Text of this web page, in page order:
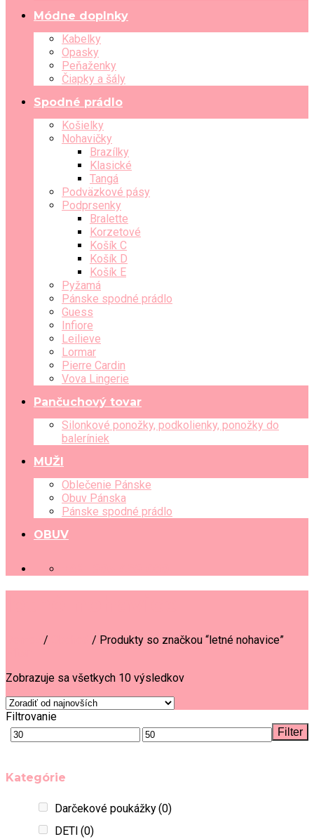
Módne doplnky
Kabelky
Opasky
Peňaženky
Čiapky a šály
Spodné prádlo
Košielky
Nohavičky
Brazílky
Klasické
Tangá
Podväzkové pásy
Podprsenky
Bralette
Korzetové
Košík C
Košík D
Košík E
Pyžamá
Pánske spodné prádlo
Guess
Infiore
Leilieve
Lormar
Pierre Cardin
Vova Lingerie
Pančuchový tovar
Silonkové ponožky, podkolienky, ponožky do
baleríniek
MUŽI
Oblečenie Pánske
Obuv Pánska
Pánske spodné prádlo
OBUV
/ / Produkty so značkou “letné nohavice”
Zobrazuje sa všetkych 10 výsledkov
Filtrovanie
Filter
Kategórie
Darčekové poukážky(0)
DETI (0)